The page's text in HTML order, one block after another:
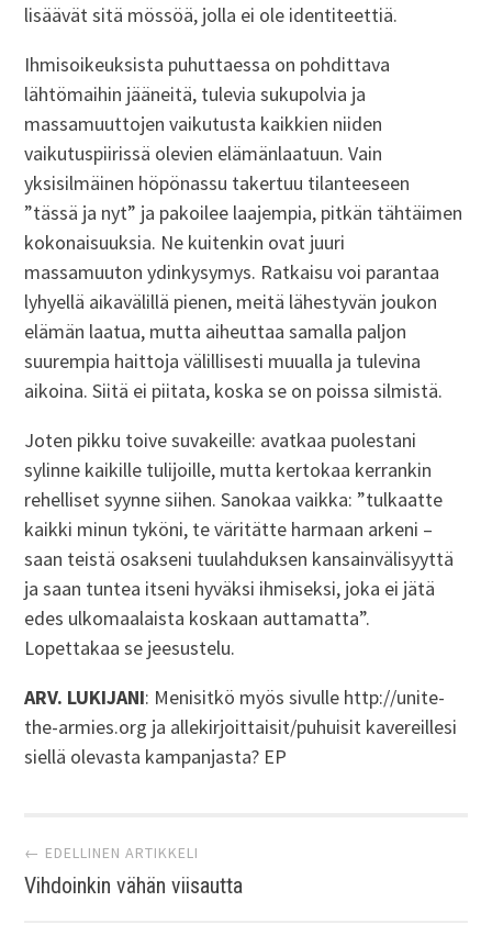
lisäävät sitä mössöä, jolla ei ole identiteettiä.
Ihmisoikeuksista puhuttaessa on pohdittava
lähtömaihin jääneitä, tulevia sukupolvia ja
massamuuttojen vaikutusta kaikkien niiden
vaikutuspiirissä olevien elämänlaatuun. Vain
yksisilmäinen höpönassu takertuu tilanteeseen
”tässä ja nyt” ja pakoilee laajempia, pitkän tähtäimen
kokonaisuuksia. Ne kuitenkin ovat juuri
massamuuton ydinkysymys. Ratkaisu voi parantaa
lyhyellä aikavälillä pienen, meitä lähestyvän joukon
elämän laatua, mutta aiheuttaa samalla paljon
suurempia haittoja välillisesti muualla ja tulevina
aikoina. Siitä ei piitata, koska se on poissa silmistä.
Joten pikku toive suvakeille: avatkaa puolestani
sylinne kaikille tulijoille, mutta kertokaa kerrankin
rehelliset syynne siihen. Sanokaa vaikka: ”tulkaatte
kaikki minun tyköni, te väritätte harmaan arkeni –
saan teistä osakseni tuulahduksen kansainvälisyyttä
ja saan tuntea itseni hyväksi ihmiseksi, joka ei jätä
edes ulkomaalaista koskaan auttamatta”.
Lopettakaa se jeesustelu.
ARV. LUKIJANI: Menisitkö myös sivulle http://unite-
the-armies.org ja allekirjoittaisit/puhuisit kavereillesi
siellä olevasta kampanjasta? EP
Artikkelien
selaus
← EDELLINEN ARTIKKELI
Vihdoinkin vähän viisautta